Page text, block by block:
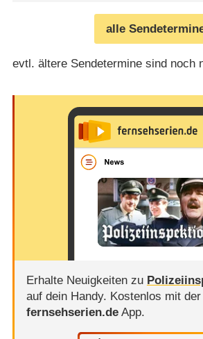
alle
evtl. ältere Sendetermine sind noch
Erhalte Neuigkeiten zu
auf dein Handy. Kostenlos mit der
fernsehserien.deApp.